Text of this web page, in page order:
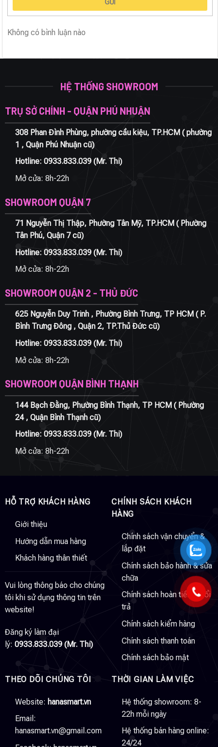
GỬI
Không có bình luận nào
HỆ THỐNG SHOWROOM
TRỤ SỞ CHÍNH - QUẬN PHÚ NHUẬN
308 Phan Đình Phùng, phường cầu kiệu, TP.HCM ( phường
1 , Quận Phú Nhuận cũ)
Hotline: 0933.833.039(Mr. Thi)
Mở cửa: 8h-22h
SHOWROOM QUẬN 7
71 Nguyễn Thị Thập, Phường Tân Mỹ, TP.HCM ( Phường
Tân Phú, Quận 7 cũ)
Hotline: 0933.833.039(Mr. Thi)
Mở cửa: 8h-22h
SHOWROOM QUẬN 2 - THỦ ĐỨC
625 Nguyễn Duy Trinh , Phường Bình Trưng, TP HCM ( P.
Bình Trưng Đông , Quận 2, TP.Thủ Đức cũ)
Hotline: 0933.833.039(Mr. Thi)
Mở cửa: 8h-22h
SHOWROOM QUẬN BÌNH THẠNH
144 Bạch Đằng, Phường Bình Thạnh, TP HCM ( Phường
24 , Quận Bình Thạnh cũ)
Hotline: 0933.833.039(Mr. Thi)
Mở cửa: 8h-22h
HỖ TRỢ KHÁCH HÀNG
Giới thiệu
Hướng dẫn mua hàng
Khách hàng thân thiết
Vui lòng thông báo cho chúng
tôi khi sử dụng thông tin trên
website!
Đăng ký làm đại
lý: 0933.833.039 (Mr. Thi)
CHÍNH SÁCH KHÁCH
HÀNG
Chính sách vận chuyển &
lắp đặt
Chính sách bảo hành & sửa
chữa
Chính sách hoàn tiền & đổi
trả
Chính sách kiểm hàng
Chính sách thanh toán
Chính sách bảo mật
THEO DÕI CHÚNG TÔI
Website: hanasmart.vn
Email:
hanasmart.vn@gmail.com
THỜI GIAN LÀM VIỆC
Hệ thống showroom: 8-
22h mỗi ngày
Hệ thống bán hàng online:
24/24